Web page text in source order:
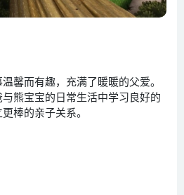
馨而有趣，充满了暖暖的父爱。
熊宝宝的日常生活中学习良好的
棒的亲子关系。